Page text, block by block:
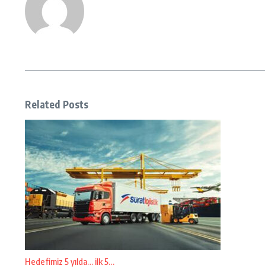
Related Posts
Hedefimiz 5 yılda… ilk 5…